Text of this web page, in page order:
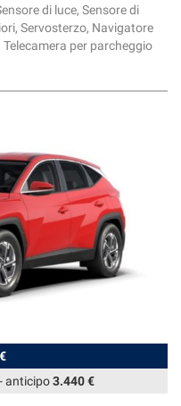
di luce, Sensore di
Servosterzo, Navigatore
per parcheggio
anticipo3.440 €